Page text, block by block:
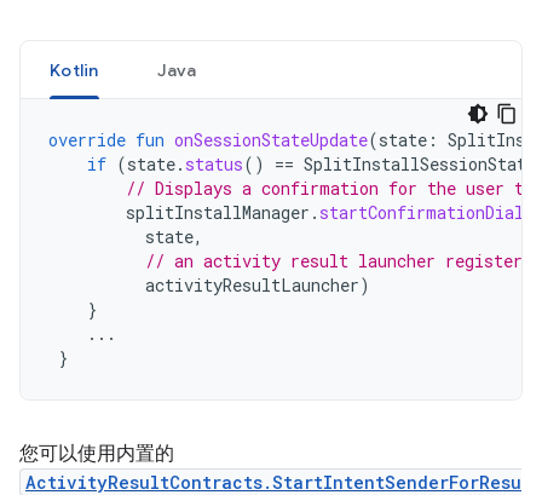
Kotlin Java
override fun onSessionStateUpdate(state :
if (state. status() ==
// Displays a confirmation for the user to
splitInstallManager .
state,
// an activity result launcher
activityResultLauncher)
}
...
}
您可以使用内置的
ActivityResultContracts.StartIntentSenderForResu